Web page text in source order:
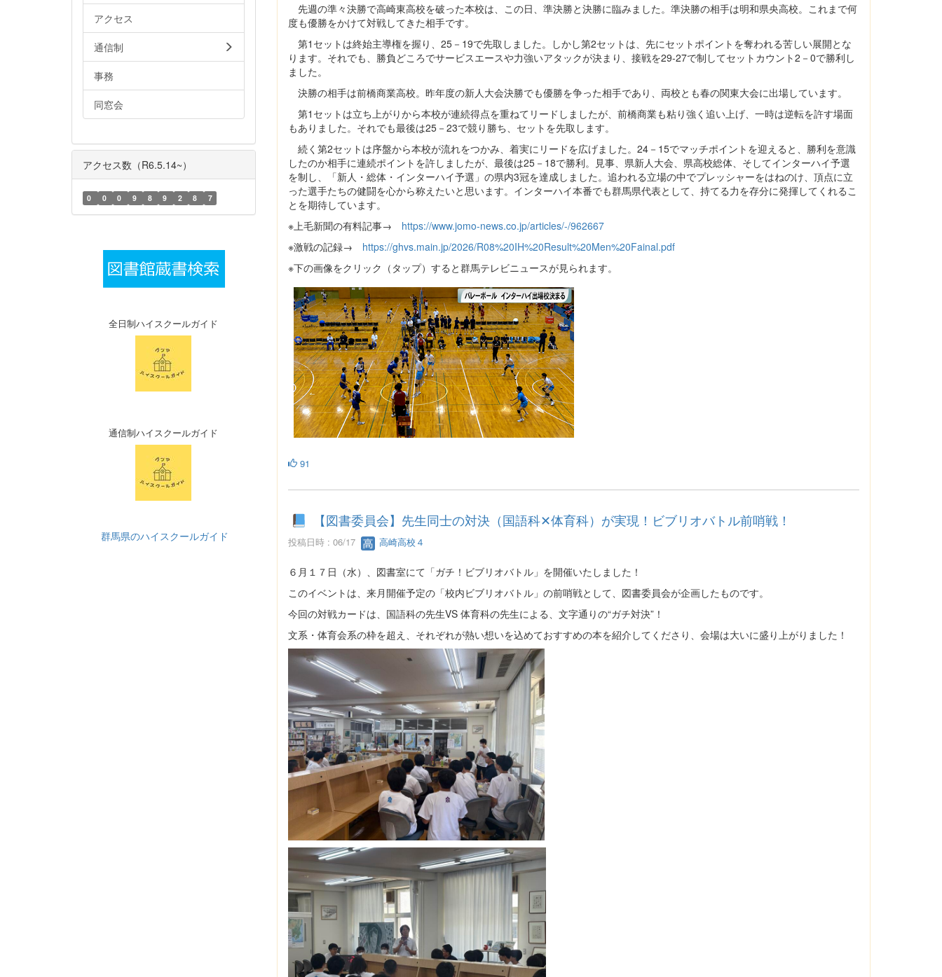
先週の準々決勝で高崎東高校を破った本校は、この日、準決勝と決勝に臨みました。準決勝の相手は明和県央高校。これまで何
度も優勝をかけて対戦してきた相手です。
第1セットは終始主導権を握り、25－19で先取しました。しかし第2セットは、先にセットポイントを奪われる苦しい展開とな
ります。それでも、勝負どころでサービスエースや力強いアタックが決まり、接戦を29-27で制してセットカウント2－0で勝利し
ました。
決勝の相手は前橋商業高校。昨年度の新人大会決勝でも優勝を争った相手であり、両校とも春の関東大会に出場しています。
第1セットは立ち上がりから本校が連続得点を重ねてリードしましたが、前橋商業も粘り強く追い上げ、一時は逆転を許す場面
もありました。それでも最後は25－23で競り勝ち、セットを先取します。
続く第2セットは序盤から本校が流れをつかみ、着実にリードを広げました。24－15でマッチポイントを迎えると、勝利を意識
したのか相手に連続ポイントを許しましたが、最後は25－18で勝利。見事、県新人大会、県高校総体、そしてインターハイ予選
を制し、「新人・総体・インターハイ予選」の県内3冠を達成しました。追われる立場の中でプレッシャーをはねのけ、頂点に立
った選手たちの健闘を心から称えたいと思います。インターハイ本番でも群馬県代表として、持てる力を存分に発揮してくれるこ
とを期待しています。
※上毛新聞の有料記事→ https://www.jomo-news.co.jp/articles/-/962667
※激戦の記録→ https://ghvs.main.jp/2026/R08%20IH%20Result%20Men%20Fainal.pdf
※下の画像をクリック（タップ）すると群馬テレビニュースが見られます。
91
【図書委員会】先生同士の対決（国語科✕体育科）が実現！ビブリオバトル前哨戦！
投稿日時 : 06/17 高崎高校４
６月１７日（水）、図書室にて「ガチ！ビブリオバトル」を開催いたしました！
このイベントは、来月開催予定の「校内ビブリオバトル」の前哨戦として、図書委員会が企画したものです。
今回の対戦カードは、国語科の先生VS 体育科の先生による、文字通りの“ガチ対決”！
文系・体育会系の枠を超え、それぞれが熱い想いを込めておすすめの本を紹介してくださり、会場は大いに盛り上がりました！
アクセス
通信制
事務
同窓会
アクセス数（R6.5.14~）
0 0 0 9 8 9 2 8 7
全日制ハイスクールガイド
通信制ハイスクールガイド
群馬県のハイスクールガイド